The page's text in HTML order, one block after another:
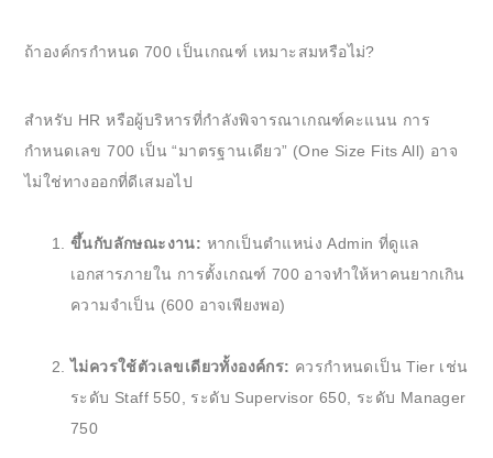
ถ้าองค์กรกำหนด 700 เป็นเกณฑ์ เหมาะสมหรือไม่?
สำหรับ HR หรือผู้บริหารที่กำลังพิจารณาเกณฑ์คะแนน การ
กำหนดเลข 700 เป็น “มาตรฐานเดียว” (One Size Fits All) อาจ
ไม่ใช่ทางออกที่ดีเสมอไป
ขึ้นกับลักษณะงาน: หากเป็นตำแหน่ง Admin ที่ดูแล
เอกสารภายใน การตั้งเกณฑ์ 700 อาจทำให้หาคนยากเกิน
ความจำเป็น (600 อาจเพียงพอ)
ไม่ควรใช้ตัวเลขเดียวทั้งองค์กร: ควรกำหนดเป็น Tier เช่น
ระดับ Staff 550, ระดับ Supervisor 650, ระดับ Manager
750